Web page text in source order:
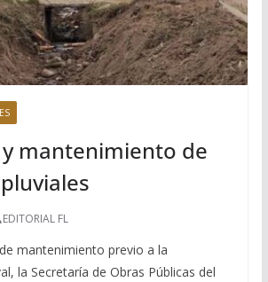
mantenimiento de
EDITORIAL FL
mantenimiento previo a la
la Secretaría de Obras Públicas del